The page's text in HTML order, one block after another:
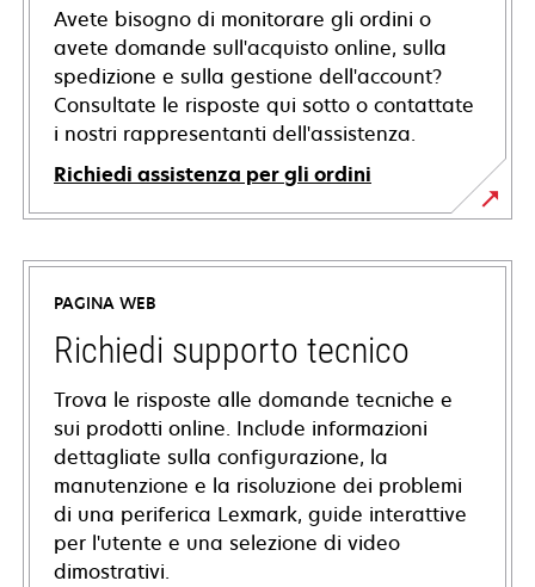
Avete bisogno di monitorare gli ordini o
avete domande sull'acquisto online, sulla
spedizione e sulla gestione dell'account?
Consultate le risposte qui sotto o contattate
i nostri rappresentanti dell'assistenza.
Richiedi assistenza per gli ordini
PAGINA WEB
Richiedi supporto tecnico
Trova le risposte alle domande tecniche e
sui prodotti online. Include informazioni
dettagliate sulla configurazione, la
manutenzione e la risoluzione dei problemi
di una periferica Lexmark, guide interattive
per l'utente e una selezione di video
dimostrativi.